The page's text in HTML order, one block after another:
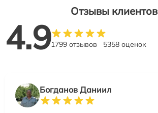
Отзывы клиентов
4.91799 отзывов 5358 оценок
Богданов Даниил